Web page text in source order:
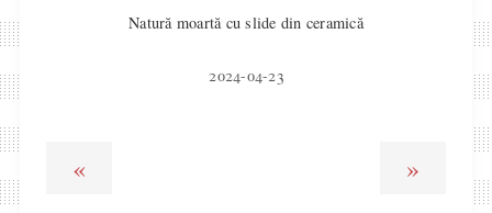
Natură moartă cu slide din ceramică
2024-04-23
« »